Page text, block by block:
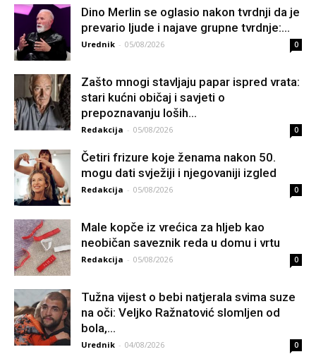
Dino Merlin se oglasio nakon tvrdnji da je
prevario ljude i najave grupne tvrdnje:...
Urednik - 05/08/2026 0
Zašto mnogi stavljaju papar ispred vrata:
stari kućni običaj i savjeti o
prepoznavanju loših...
Redakcija - 05/08/2026 0
Četiri frizure koje ženama nakon 50.
mogu dati svježiji i njegovaniji izgled
Redakcija - 05/08/2026 0
Male kopče iz vrećica za hljeb kao
neobičan saveznik reda u domu i vrtu
Redakcija - 05/08/2026 0
Tužna vijest o bebi natjerala svima suze
na oči: Veljko Ražnatović slomljen od
boIa,...
Urednik - 04/08/2026 0